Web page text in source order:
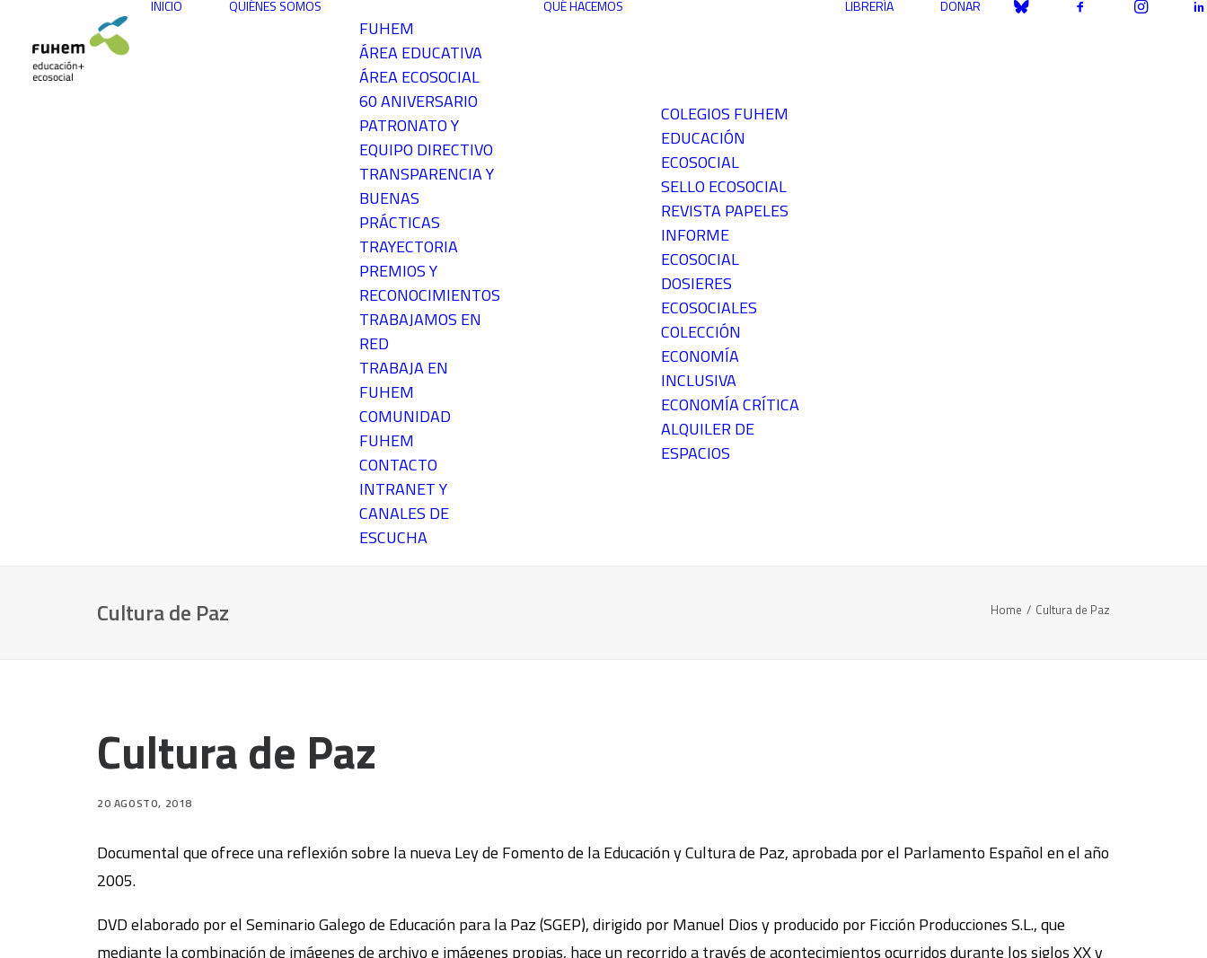
INICIO QUIÉNES SOMOS
FUHEM
ÁREA EDUCATIVA
ÁREA ECOSOCIAL
60 ANIVERSARIO
PATRONATO Y
EQUIPO DIRECTIVO
TRANSPARENCIA Y
BUENAS
PRÁCTICAS
TRAYECTORIA
PREMIOS Y
RECONOCIMIENTOS
TRABAJAMOS EN
RED
TRABAJA EN
FUHEM
COMUNIDAD
FUHEM
CONTACTO
INTRANET Y
CANALES DE
ESCUCHA
QUÉ HACEMOS
COLEGIOS FUHEM
EDUCACIÓN
ECOSOCIAL
SELLO ECOSOCIAL
REVISTA PAPELES
INFORME
ECOSOCIAL
DOSIERES
ECOSOCIALES
COLECCIÓN
ECONOMÍA
INCLUSIVA
ECONOMÍA CRÍTICA
ALQUILER DE
ESPACIOS
LIBRERÍA DONAR
Cultura de Paz Home Cultura de Paz
Cultura de Paz
20 AGOSTO, 2018
Documental que ofrece una reflexión sobre la nueva Ley de Fomento de la Educación y Cultura de Paz, aprobada por el Parlamento Español en el año
2005.
DVD elaborado por el Seminario Galego de Educación para la Paz (SGEP), dirigido por Manuel Dios y producido por Ficción Producciones S.L., que
mediante la combinación de imágenes de archivo e imágenes propias, hace un recorrido a través de acontecimientos ocurridos durante los siglos XX y